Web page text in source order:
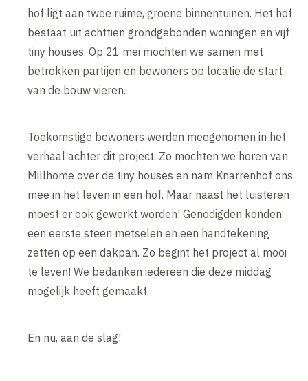
hof ligt aan twee ruime, groene binnentuinen. Het hof
bestaat uit achttien grondgebonden woningen en vijf
tiny houses. Op 21 mei mochten we samen met
betrokken partijen en bewoners op locatie de start
van de bouw vieren.
Toekomstige bewoners werden meegenomen in het
verhaal achter dit project. Zo mochten we horen van
Millhome over de tiny houses en nam Knarrenhof ons
mee in het leven in een hof. Maar naast het luisteren
moest er ook gewerkt worden! Genodigden konden
een eerste steen metselen en een handtekening
zetten op een dakpan. Zo begint het project al mooi
te leven! We bedanken iedereen die deze middag
mogelijk heeft gemaakt.
En nu, aan de slag!